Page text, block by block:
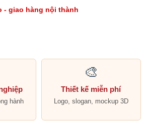
- giao hàng nội thành
hành
🎨
Thiết kế miễn phí
Logo, slogan, mockup 3D